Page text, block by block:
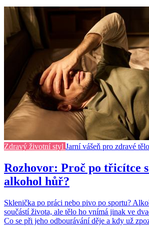
Zdravý životní styl Jarní vášeň pro zdravé tělo
Rozhovor: Proč po třicítce
alkohol hůř?
Sklenička po práci nebo pivo po sportu?
součástí života, ale tělo ho vnímá jinak ve
Co se při jeho odbourávání děje a kdy už